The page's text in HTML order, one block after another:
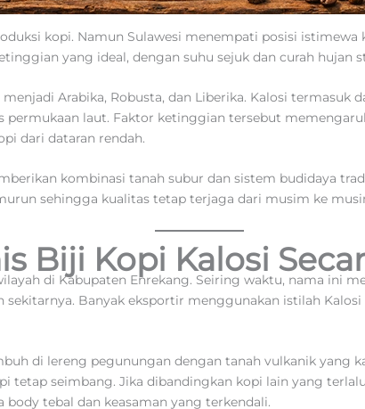
kopi. Namun Sulawesi menempati posisi istimewa
yang ideal, dengan suhu sejuk dan curah hujan
Arabika, Robusta, dan Liberika. Kalosi termasuk
permukaan laut. Faktor ketinggian tersebut
dari dataran rendah.
kombinasi tanah subur dan sistem budidaya
sehingga kualitas tetap terjaga dari musim ke
Biji Kopi Kalosi
di Kabupaten Enrekang. Seiring waktu, nama ini
sekitarnya. Banyak eksportir menggunakan istilah
di lereng pegunungan dengan tanah vulkanik yang
tetap seimbang. Jika dibandingkan kopi lain yang
tebal dan keasaman yang terkendali.